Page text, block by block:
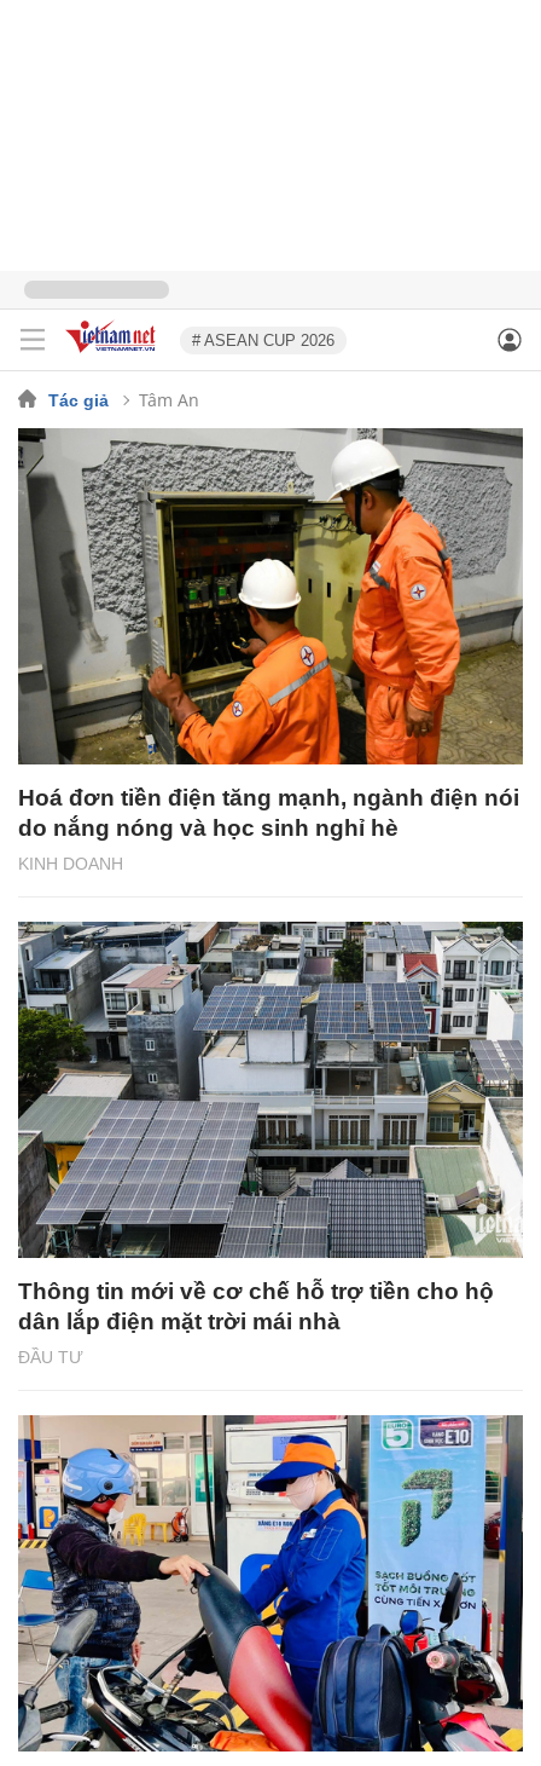
# ASEAN CUP 2026
Tác giả Tâm An
KINH DOANH
Hoá đơn tiền điện tăng mạnh, ngành điện nói
do nắng nóng và học sinh nghỉ hè
ĐẦU TƯ
Thông tin mới về cơ chế hỗ trợ tiền cho hộ
dân lắp điện mặt trời mái nhà